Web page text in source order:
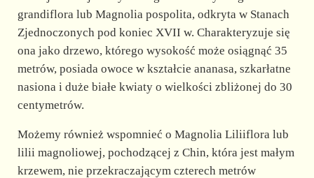
grandiflora lub Magnolia pospolita, odkryta w Stanach
Zjednoczonych pod koniec XVII w. Charakteryzuje się
ona jako drzewo, którego wysokość może osiągnąć 35
metrów, posiada owoce w kształcie ananasa, szkarłatne
nasiona i duże białe kwiaty o wielkości zbliżonej do 30
centymetrów.
Możemy również wspomnieć o Magnolia Liliiflora lub
lilii magnoliowej, pochodzącej z Chin, która jest małym
krzewem, nie przekraczającym czterech metrów